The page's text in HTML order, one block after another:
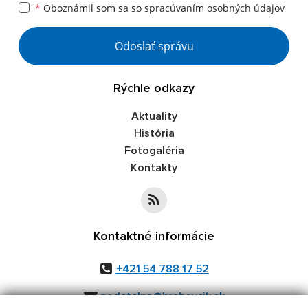
* Oboznámil som sa so spracúvaním osobných údajov
Google reCaptcha Response
Odoslať správu
Rýchle odkazy
Aktuality
História
Fotogaléria
Kontakty
Kontaktné informácie
+421 54 788 17 52
podatelna@hrabovcik.sk